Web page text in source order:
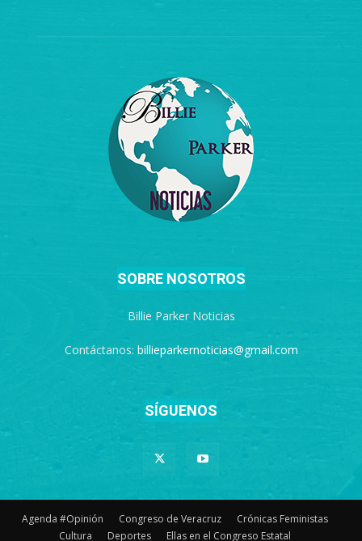
SOBRE NOSOTROS
Billie Parker Noticias
Contáctanos: billieparkernoticias@gmail.com
SÍGUENOS
Agenda #Opinión Congreso de Veracruz
Crónicas Feministas
Cultura
Deportes Ellas en el Congreso Estatal